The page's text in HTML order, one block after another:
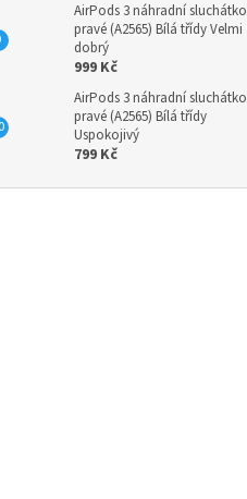
AirPods 3 náhradní sluchátko
pravé (A2565) Bílá třídy Velmi
dobrý
999 Kč
AirPods 3 náhradní sluchátko
pravé (A2565) Bílá třídy
Uspokojivý
799 Kč